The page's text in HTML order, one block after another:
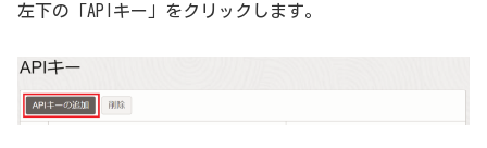
左下の「APIキー」をクリックします。